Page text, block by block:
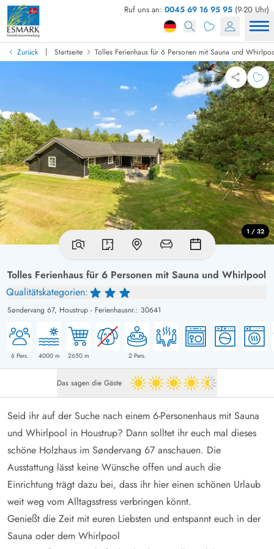
Ruf uns an: 0045 69 16 95 95 (9-20 Uhr)
Zurück | Startseite Tolles Ferienhaus für 6 Personen mit Sauna und
Tolles Ferienhaus für 6 Personen mit Sauna und Whirlpool
Qualitätskategorien:
Søndervang 67, Houstrup - Ferienhausnr.: 30641
6Pers. 4000m 2650m 2 Pers.
1 / 32
Das sagen die Gäste 4.5 von 5
Seid ihr auf der Suche nach einem 6-Personenhaus mit Sauna
und Whirlpool in Houstrup? Dann solltet ihr euch mal dieses
schöne Holzhaus im Søndervang 67 anschauen. Die
Ausstattung lässt keine Wünsche offen und auch die
Einrichtung trägt dazu bei, dass ihr hier einen schönen Urlaub
weit weg vom Alltagsstress verbringen könnt.
Genießt die Zeit mit euren Liebsten und entspannt euch in der
Sauna oder dem Whirlpool